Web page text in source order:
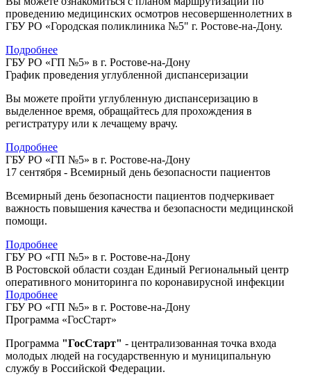
проведению медицинских осмотров несовершеннолетних в
ГБУ РО «Городская поликлиника №5" г. Ростове-на-Дону.
Подробнее
ГБУ РО «ГП №5» в г. Ростове-на-Дону
График проведения углубленной диспансеризации
Вы можете пройти углубленную диспансеризацию в
выделенное время, обращайтесь для прохождения в
регистратуру или к лечащему врачу.
Подробнее
ГБУ РО «ГП №5» в г. Ростове-на-Дону
17 сентября - Всемирный день безопасности пациентов
Всемирный день безопасности пациентов подчеркивает
важность повышения качества и безопасности медицинской
помощи.
Подробнее
ГБУ РО «ГП №5» в г. Ростове-на-Дону
В Ростовской области создан Единый Региональный центр
оперативного мониторинга по коронавирусной инфекции
Подробнее
ГБУ РО «ГП №5» в г. Ростове-на-Дону
Программа «ГосСтарт»
Программа "ГосСтарт" - централизованная точка входа
молодых людей на государственную и муниципальную
службу в Российской Федерации.